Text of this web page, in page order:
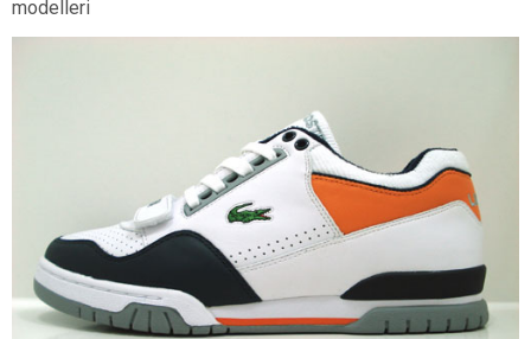
modelleri